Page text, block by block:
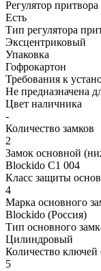
Регулятор притвора
Есть
Тип регулятора
Эксцентриковый
Упаковка
Гофрокартон
Требования к
Не предназначена
Цвет наличника
-
Количество замков
2
Замок основной
Blockido C1 004
Класс защиты
4
Марка основного
Blockido (Россия)
Тип основного
Цилиндровый
Количество ключей
5